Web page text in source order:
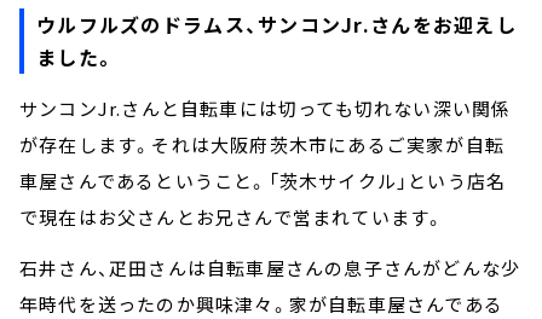
ウルフルズのドラムス、サンコンJr.さんをお迎えし
ました。
サンコンJr.さんと自転車には切っても切れない深い関係
が存在します。それは大阪府茨木市にあるご実家が自転
車屋さんであるということ。「茨木サイクル」という店名
で現在はお父さんとお兄さんで営まれています。
石井さん、疋田さんは自転車屋さんの息子さんがどんな少
年時代を送ったのか興味津々。家が自転車屋さんである